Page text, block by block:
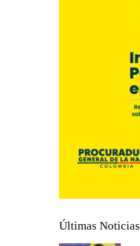
Últimas Noticias